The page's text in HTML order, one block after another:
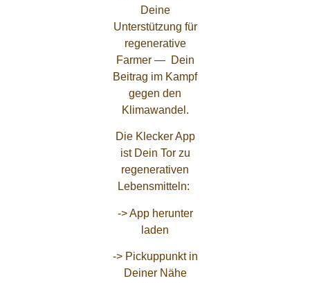
Deine
Unterstützung für
regenerative
Farmer — Dein
Beitrag im Kampf
gegen den
Klimawandel.
Die Klecker App
ist Dein Tor zu
regenerativen
Lebensmitteln:
-> App herunter
laden
-> Pickuppunkt in
Deiner Nähe